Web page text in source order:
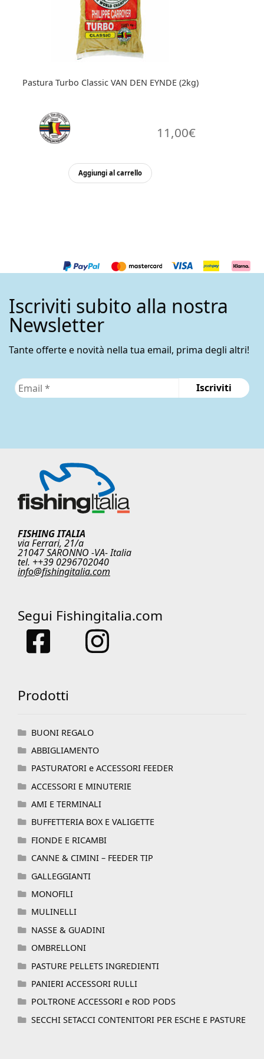
Pastura Turbo Classic VAN DEN EYNDE (2kg)
11,00€
Aggiungi al carrello
Iscriviti subito alla nostra
Newsletter
Tante offerte e novità nella tua email, prima degli altri!
FISHING ITALIA
via Ferrari, 21/a
21047 SARONNO -VA- Italia
tel. ++39 0296702040
info@fishingitalia.com
Segui Fishingitalia.com
Prodotti
BUONI REGALO
ABBIGLIAMENTO
PASTURATORI e ACCESSORI FEEDER
ACCESSORI E MINUTERIE
AMI E TERMINALI
BUFFETTERIA BOX E VALIGETTE
FIONDE E RICAMBI
CANNE & CIMINI – FEEDER TIP
GALLEGGIANTI
MONOFILI
MULINELLI
NASSE & GUADINI
OMBRELLONI
PASTURE PELLETS INGREDIENTI
PANIERI ACCESSORI RULLI
POLTRONE ACCESSORI e ROD PODS
SECCHI SETACCI CONTENITORI PER ESCHE E PASTURE